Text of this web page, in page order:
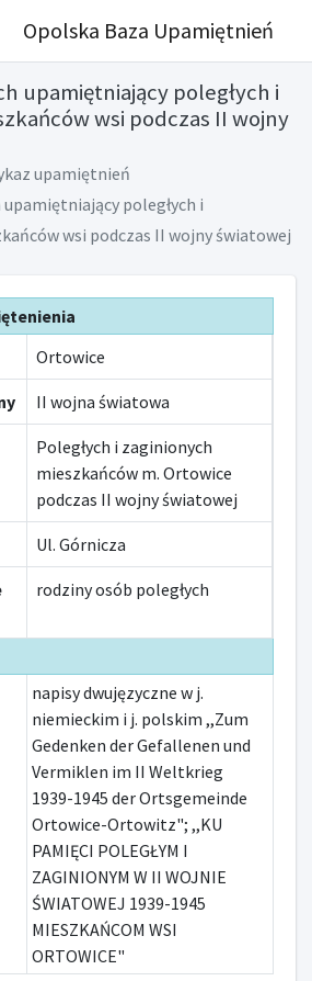
Opolska Baza Upamiętnień
upamiętniający poległych i
wsi podczas II wojny
upamiętnień
upamiętniający poległych i
wsi podczas II wojny światowej
Ortowice
II wojna światowa
Poległych i zaginionych
mieszkańców m. Ortowice
podczas II wojny światowej
Ul. Górnicza
rodziny osób poległych
napisy dwujęzyczne w j.
niemieckim i j. polskim ,,Zum
Gedenken der Gefallenen und
Vermiklen im II Weltkrieg
1939-1945 der Ortsgemeinde
Ortowice-Ortowitz"; ,,KU
PAMIĘCI POLEGŁYM I
ZAGINIONYM W II WOJNIE
ŚWIATOWEJ 1939-1945
MIESZKAŃCOM WSI
ORTOWICE"